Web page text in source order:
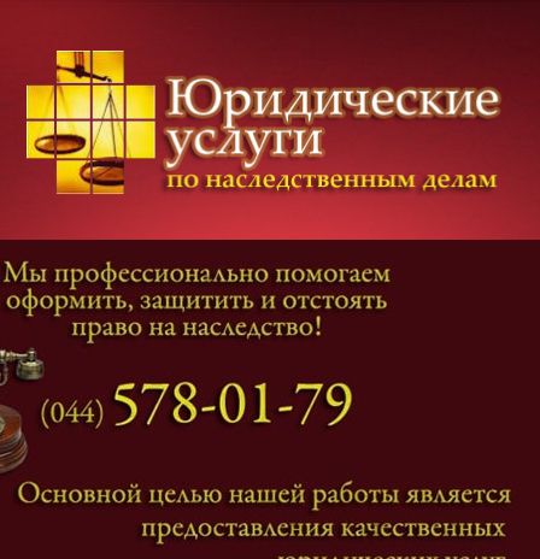
Категории дел
Наследование и Завещание
Оформление наследства
Оспаривание наследства
Адвокат наследственные дела
и Вакансии